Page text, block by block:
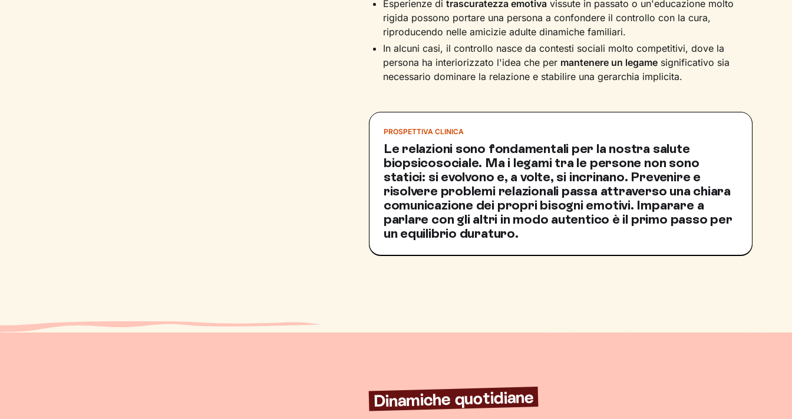
Esperienze di trascuratezza emotivavissute in passato o un'educazione molto
rigida possono portare una persona a confondere il controllo con la cura,
riproducendo nelle amicizie adulte dinamiche familiari.
In alcuni casi, il controllo nasce da contesti sociali molto competitivi, dove la
persona ha interiorizzato l'idea che per mantenere un legamesignificativo sia
necessario dominare la relazione e stabilire una gerarchia implicita.
PROSPETTIVA CLINICA
Le relazioni sono fondamentali per la nostra salute
biopsicosociale. Ma i legami tra le persone non sono
statici: si evolvono e, a volte, si incrinano. Prevenire e
risolvere problemi relazionali passa attraverso una chiara
comunicazione dei propri bisogni emotivi. Imparare a
parlare con gli altri in modo autentico è il primo passo per
un equilibrio duraturo.
Dinamiche quotidiane